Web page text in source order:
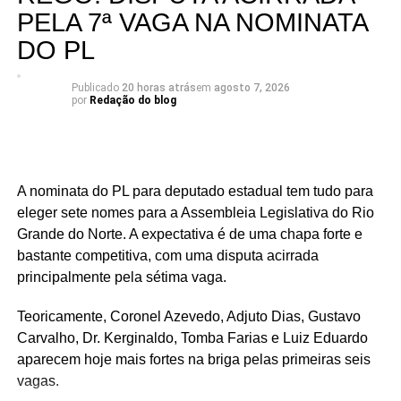
mais interessantes da eleição para a Assembleia
Legislativa em 2026.
PELA 7ª VAGA NA NOMINATA
DO PL
Publicado 20 horas atrásem agosto 7, 2026
por Redação do blog
A nominata do PL para deputado estadual tem tudo para
eleger sete nomes para a Assembleia Legislativa do Rio
Grande do Norte. A expectativa é de uma chapa forte e
bastante competitiva, com uma disputa acirrada
principalmente pela sétima vaga.
Teoricamente, Coronel Azevedo, Adjuto Dias, Gustavo
Carvalho, Dr. Kerginaldo, Tomba Farias e Luiz Eduardo
aparecem hoje mais fortes na briga pelas primeiras seis
vagas.